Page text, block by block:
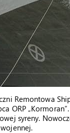
Remontowa
ORP
syreny.